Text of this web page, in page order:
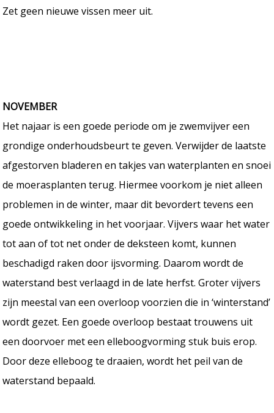
Zet geen nieuwe vissen meer uit.
NOVEMBER
Het najaar is een goede periode om je zwemvijver een
grondige onderhoudsbeurt te geven. Verwijder de laatste
afgestorven bladeren en takjes van waterplanten en snoei
de moerasplanten terug. Hiermee voorkom je niet alleen
problemen in de winter, maar dit bevordert tevens een
goede ontwikkeling in het voorjaar. Vijvers waar het water
tot aan of tot net onder de deksteen komt, kunnen
beschadigd raken door ijsvorming. Daarom wordt de
waterstand best verlaagd in de late herfst. Groter vijvers
zijn meestal van een overloop voorzien die in ‘winterstand’
wordt gezet. Een goede overloop bestaat trouwens uit
een doorvoer met een elleboogvorming stuk buis erop.
Door deze elleboog te draaien, wordt het peil van de
waterstand bepaald.